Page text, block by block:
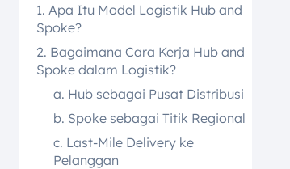
1. Apa Itu Model Logistik Hub and
Spoke?
2. Bagaimana Cara Kerja Hub and
Spoke dalam Logistik?
a. Hub sebagai Pusat Distribusi
b. Spoke sebagai Titik Regional
c. Last-Mile Delivery ke
Pelanggan